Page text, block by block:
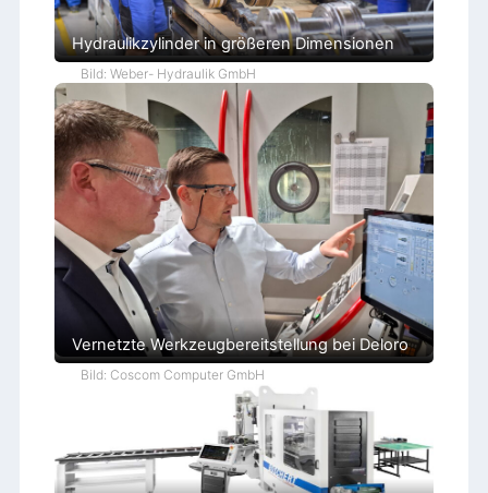
Hydraulikzylinder in größeren Dimensionen
Bild: Weber- Hydraulik GmbH
Vernetzte Werkzeugbereitstellung bei Deloro
Bild: Coscom Computer GmbH